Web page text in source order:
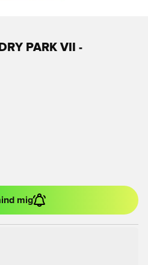
PARK VII -
mig